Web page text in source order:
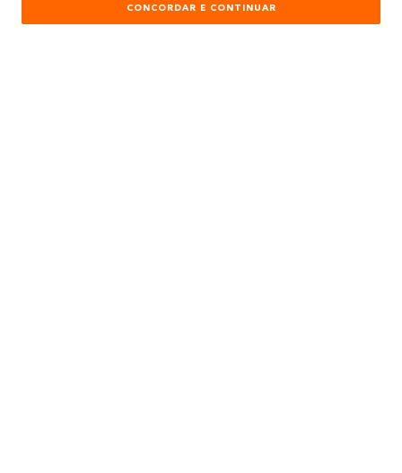
PREÇOS EXCLUSIVOSPARA COMPRAS REALIZADAS NO SITE
CONCORDAR E CONTINUAR